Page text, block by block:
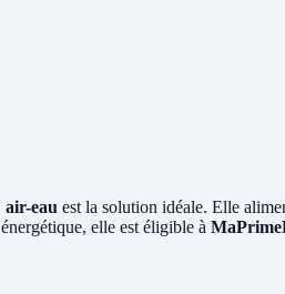
air-eau est la solution idéale. Elle
elle est éligible à